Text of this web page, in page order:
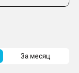
За месяц